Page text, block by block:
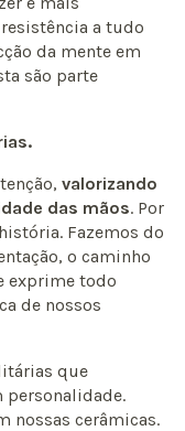
a tudo
da mente em
são parte
valorizando
das mãos. Por
Fazemos do
o caminho
exprime todo
de nossos
que
personalidade.
nossas cerâmicas.